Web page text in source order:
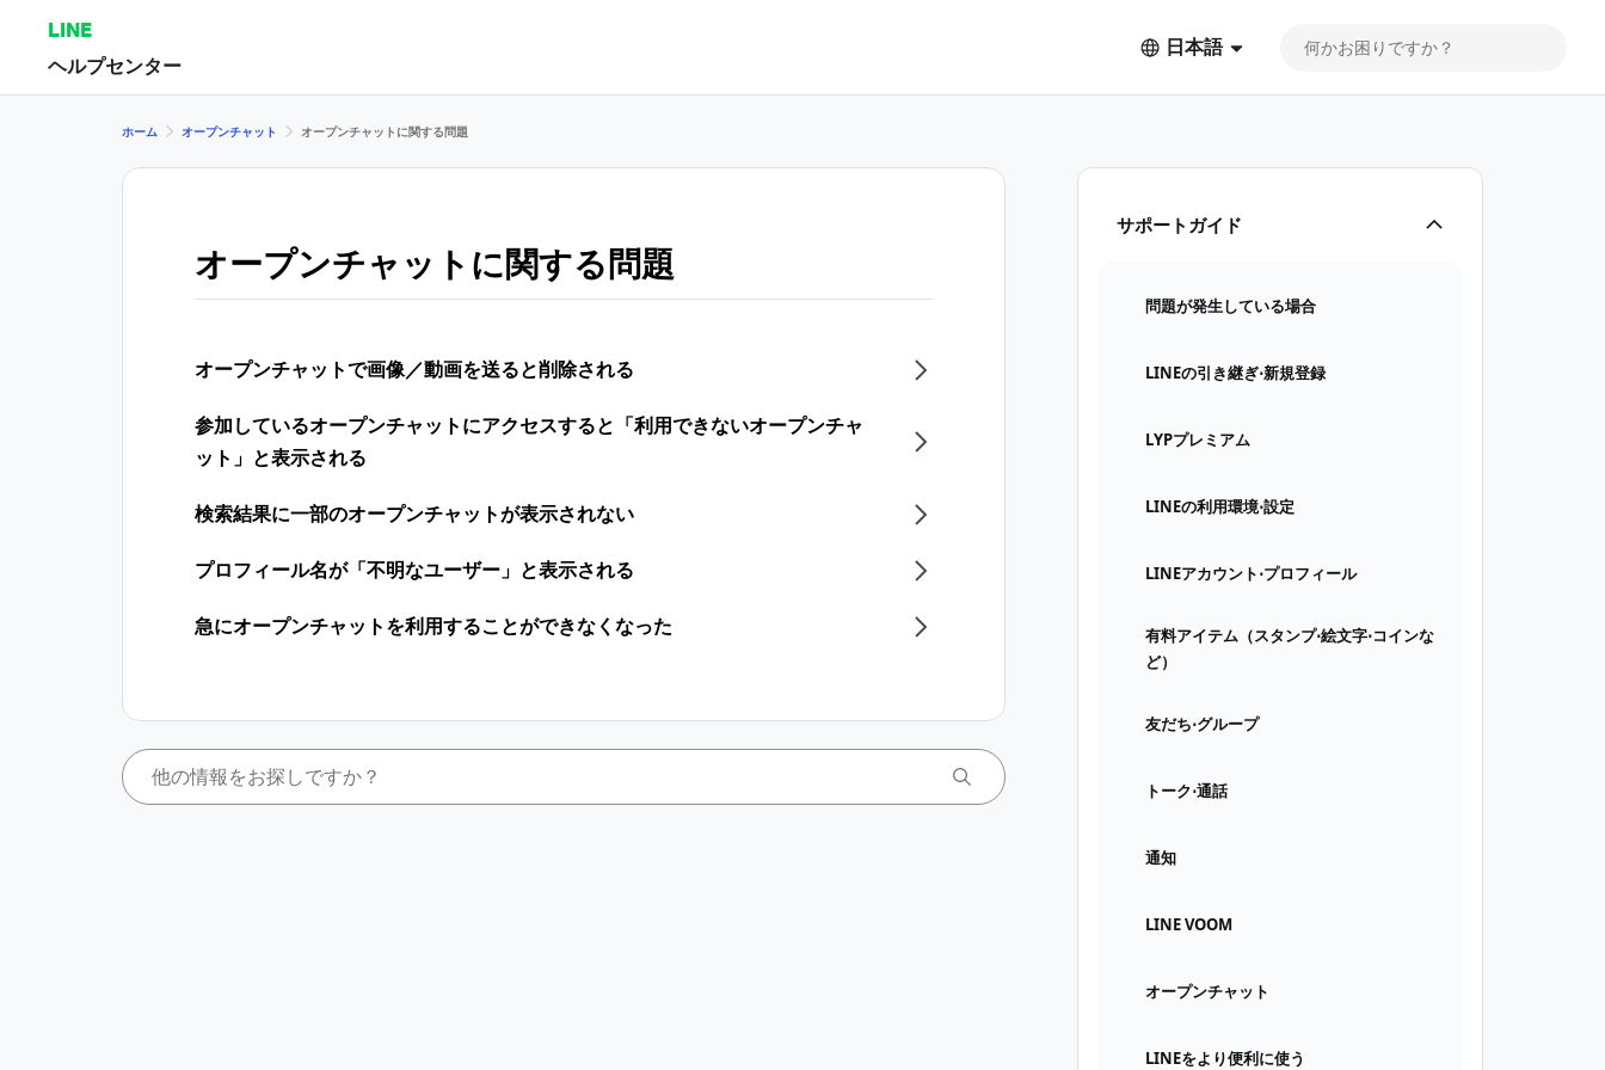
LINE
ヘルプセンター
日本語
サポートガイド
問題が発生している場合
LINEの引き継ぎ⋅新規登録
LYPプレミアム
LINEの利用環境⋅設定
LINEアカウント⋅プロフィール
有料アイテム（スタンプ⋅絵文字⋅コインな
ど）
友だち⋅グループ
トーク⋅通話
通知
LINE VOOM
オープンチャット
LINEをより便利に使う
ホーム オープンチャット オープンチャットに関する問題
オープンチャットに関する問題
オープンチャットで画像／動画を送ると削除される
参加しているオープンチャットにアクセスすると「利用できないオープンチャ
ット」と表示される
検索結果に一部のオープンチャットが表示されない
プロフィール名が「不明なユーザー」と表示される
急にオープンチャットを利用することができなくなった